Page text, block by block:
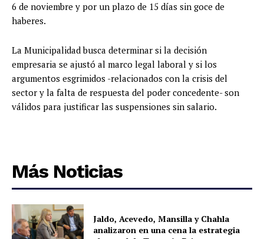
6 de noviembre y por un plazo de 15 días sin goce de
haberes.
La Municipalidad busca determinar si la decisión
empresaria se ajustó al marco legal laboral y si los
argumentos esgrimidos -relacionados con la crisis del
sector y la falta de respuesta del poder concedente- son
válidos para justificar las suspensiones sin salario.
Más Noticias
Jaldo, Acevedo, Mansilla y Chahla
analizaron en una cena la estrategia